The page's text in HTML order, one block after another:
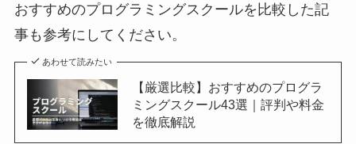
おすすめのプログラミングスクールを比較した記
事も参考にしてください。
あわせて読みたい
【厳選比較】おすすめのプログラ
ミングスクール43選｜評判や料金
を徹底解説